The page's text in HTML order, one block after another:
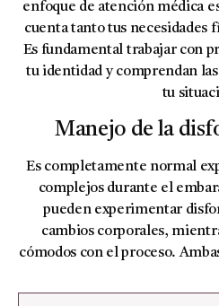
enfoque de atención médica
cuenta tanto tus necesidades
Es fundamental trabajar con
tu identidad y comprendan
tu
Manejo de la
Es completamente normal
complejos durante el
pueden experimentar
cambios corporales,
cómodos con el proceso.